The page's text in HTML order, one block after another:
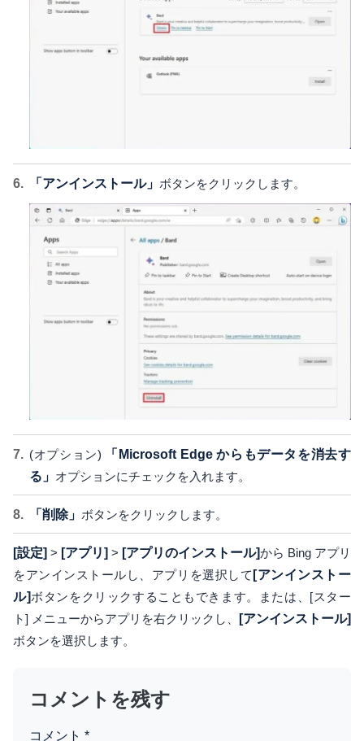
「アンインストール」 ボタンをクリックします。
(オプション)
「Microsoft Edge からもデータを消去す
る」 オプションにチェックを入れます。
「削除」 ボタンをクリックします。
[設定] > [アプリ] > [アプリのインストール]から Bing アプリ
をアンインストールし、アプリを選択して [アンインストー
ル]ボタンをクリックすることもできます。または、[スター
ト] メニューからアプリを右クリックし、
[アンインストール]
ボタンを選択します。
コメントを残す
コメント *